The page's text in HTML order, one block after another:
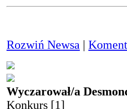
Rozwiń Newsa |
Wyczarował/a
Konkurs [1]